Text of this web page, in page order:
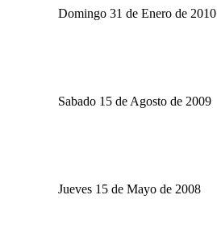
Domingo 31 de Enero de 2010
Sabado 15 de Agosto de 2009
Jueves 15 de Mayo de 2008